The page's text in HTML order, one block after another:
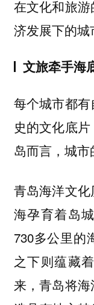
在文化和旅
济发展下的城
文旅牵手海
每个城市都
史的文化底
岛而言，城市
青岛海洋文
海孕育着岛
730多公里的
之下则蕴藏
来，青岛将